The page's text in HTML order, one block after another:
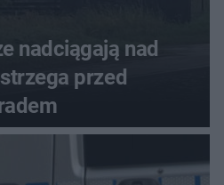
nadciągają nad
przed